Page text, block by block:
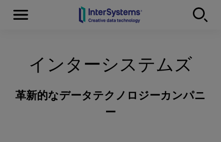
Skip to content
Menu
インターシステムズ
革新的なデータテクノロジーカンパニ
ー